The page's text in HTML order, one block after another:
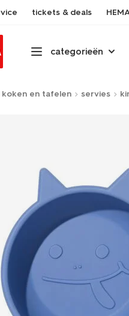
tickets & deals
categorieën
koken en tafelen servies